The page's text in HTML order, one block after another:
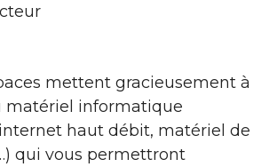
mettent gracieusement à
matériel informatique
haut débit, matériel de
qui vous permettront